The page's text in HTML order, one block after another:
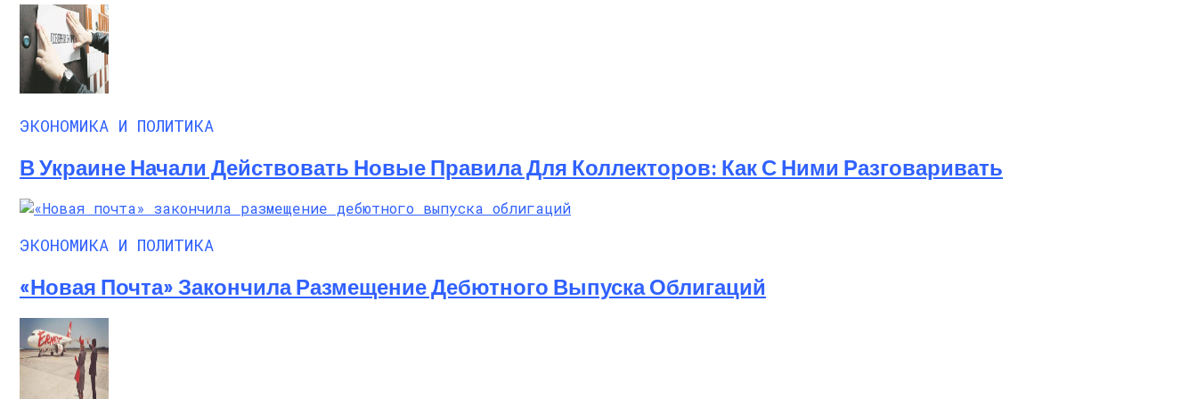
ЭКОНОМИКА И ПОЛИТИКА
В Украине Начали Действовать Новые Правила Для Коллекторов: Как С Ними Разговаривать
ЭКОНОМИКА И ПОЛИТИКА
«Новая Почта» Закончила Размещение Дебютного Выпуска Облигаций